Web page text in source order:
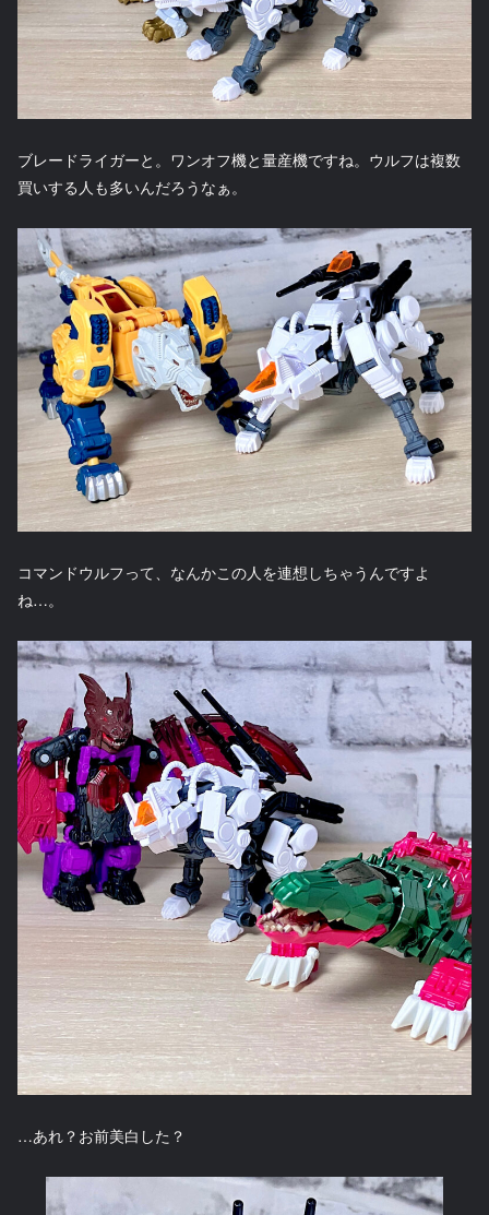
ブレードライガーと。ワンオフ機と量産機ですね。ウルフは複数
買いする人も多いんだろうなぁ。
コマンドウルフって、なんかこの人を連想しちゃうんですよ
ね…。
…あれ？お前美白した？